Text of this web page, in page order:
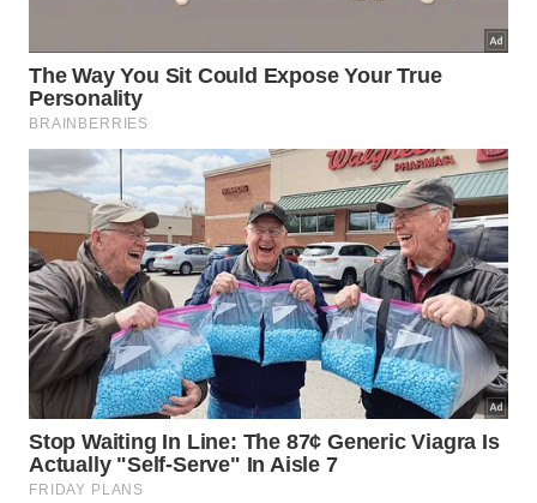
Proteção contra agentes externos como sol,
Facilidade na modelagem e redução do volume
descontrolado.
Cabelo opaco nunca mais! Entenda a função do
condicionador como escudo protetor e aprenda truques de
lavagem para maximizar o brilho. -